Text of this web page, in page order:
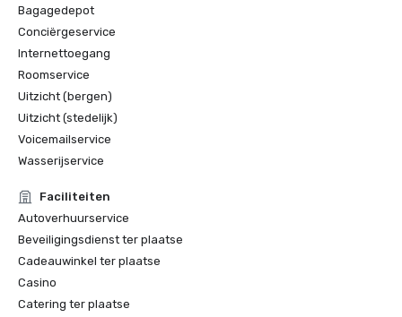
Bagagedepot
Conciërgeservice
Internettoegang
Roomservice
Uitzicht (bergen)
Uitzicht (stedelijk)
Voicemailservice
Wasserijservice
Faciliteiten
Autoverhuurservice
Beveiligingsdienst ter plaatse
Cadeauwinkel ter plaatse
Casino
Catering ter plaatse